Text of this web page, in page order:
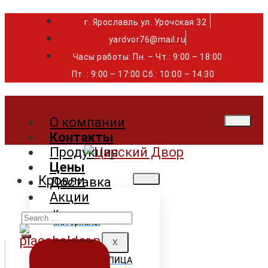
г. Ярославль ул. Урочская 32 ⁣⁣⁣⁣
yardvor76@mail.ru
Часы работы: Пн. – Чт.: 9:00 – 18:00
Пт. : 9:00 – 17:00 Сб.: 10:00 – 14:30
О компании
Контакты
Продукция
Цены
Доставка
Акции
X
Кровли
Кровельные
материалы
ГИБКАЯ ЧЕРЕПИЦА
Search
for: